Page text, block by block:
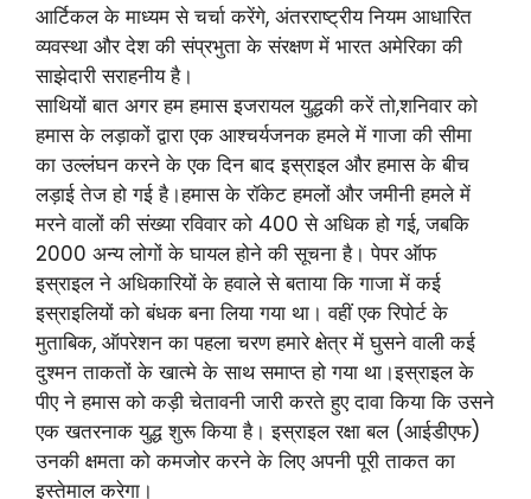
आर्टिकल के माध्यम से चर्चा करेंगे, अंतरराष्ट्रीय नियम आधारित
व्यवस्था और देश की संप्रभुता के संरक्षण में भारत अमेरिका की
साझेदारी सराहनीय है।
साथियों बात अगर हम हमास इजरायल युद्धकी करें तो,शनिवार को
हमास के लड़ाकों द्वारा एक आश्चर्यजनक हमले में गाजा की सीमा
का उल्लंघन करने के एक दिन बाद इस्राइल और हमास के बीच
लड़ाई तेज हो गई है।हमास के रॉकेट हमलों और जमीनी हमले में
मरने वालों की संख्या रविवार को 400 से अधिक हो गई, जबकि
2000 अन्य लोगों के घायल होने की सूचना है। पेपर ऑफ
इस्राइल ने अधिकारियों के हवाले से बताया कि गाजा में कई
इस्राइलियों को बंधक बना लिया गया था। वहीं एक रिपोर्ट के
मुताबिक, ऑपरेशन का पहला चरण हमारे क्षेत्र में घुसने वाली कई
दुश्मन ताकतों के खात्मे के साथ समाप्त हो गया था।इस्राइल के
पीए ने हमास को कड़ी चेतावनी जारी करते हुए दावा किया कि उसने
एक खतरनाक युद्ध शुरू किया है। इस्राइल रक्षा बल (आईडीएफ)
उनकी क्षमता को कमजोर करने के लिए अपनी पूरी ताकत का
इस्तेमाल करेगा।